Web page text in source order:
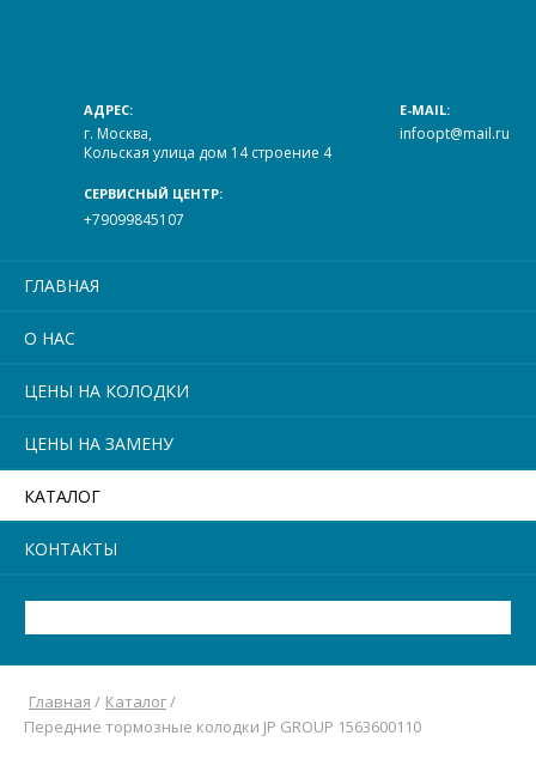
АДРЕС:
г. Москва,
Кольская улица дом 14 строение 4
E-MAIL:
infoopt@mail.ru
СЕРВИСНЫЙ ЦЕНТР:
+79099845107
ГЛАВНАЯ
О НАС
ЦЕНЫ НА КОЛОДКИ
ЦЕНЫ НА ЗАМЕНУ
КАТАЛОГ
КОНТАКТЫ
Главная / Каталог/
Передние тормозные колодки JP GROUP 1563600110